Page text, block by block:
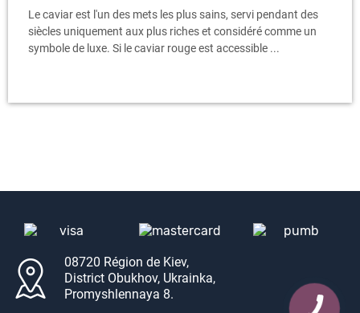
Le caviar est l'un des mets les plus sains, servi pendant des
siècles uniquement aux plus riches et considéré comme un
symbole de luxe. Si le caviar rouge est accessible ...
08720 Région de Kiev,
District Obukhov, Ukrainka,
Promyshlennaya 8.